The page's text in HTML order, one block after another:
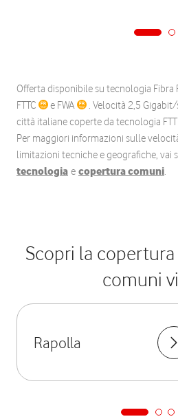
Offerta disponibile su tecnologia Fibra
FTTC
e FWA
. Velocità 2,5
città italiane coperte da tecnologia
Per maggiori informazioni sulle
limitazioni tecniche e geografiche, vai
tecnologia e copertura comuni.
Scopri la
comuni
Rapolla